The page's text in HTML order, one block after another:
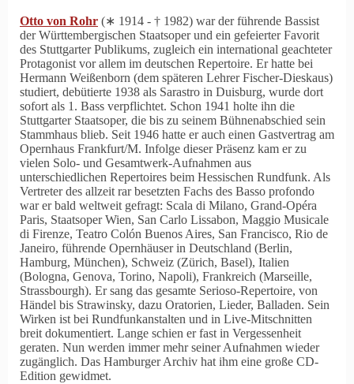
Otto von Rohr (∗ 1914 ‑ † 1982) war der führende Bassist
der Württembergischen Staatsoper und ein gefeierter Favorit
des Stuttgarter Publikums, zugleich ein international geachteter
Protagonist vor allem im deutschen Repertoire. Er hatte bei
Hermann Weißenborn (dem späteren Lehrer Fischer-Dieskaus)
studiert, debütierte 1938 als Sarastro in Duisburg, wurde dort
sofort als 1. Bass verpflichtet. Schon 1941 holte ihn die
Stuttgarter Staatsoper, die bis zu seinem Bühnenabschied sein
Stammhaus blieb. Seit 1946 hatte er auch einen Gastvertrag am
Opernhaus Frankfurt/M. Infolge dieser Präsenz kam er zu
vielen Solo- und Gesamtwerk-Aufnahmen aus
unterschiedlichen Repertoires beim Hessischen Rundfunk. Als
Vertreter des allzeit rar besetzten Fachs des Basso profondo
war er bald weltweit gefragt: Scala di Milano, Grand-Opéra
Paris, Staatsoper Wien, San Carlo Lissabon, Maggio Musicale
di Firenze, Teatro Colón Buenos Aires, San Francisco, Rio de
Janeiro, führende Opernhäuser in Deutschland (Berlin,
Hamburg, München), Schweiz (Zürich, Basel), Italien
(Bologna, Genova, Torino, Napoli), Frankreich (Marseille,
Strassbourgh). Er sang das gesamte Serioso-Repertoire, von
Händel bis Strawinsky, dazu Oratorien, Lieder, Balladen. Sein
Wirken ist bei Rundfunkanstalten und in Live-Mitschnitten
breit dokumentiert. Lange schien er fast in Vergessenheit
geraten. Nun werden immer mehr seiner Aufnahmen wieder
zugänglich. Das Hamburger Archiv hat ihm eine große CD-
Edition gewidmet.